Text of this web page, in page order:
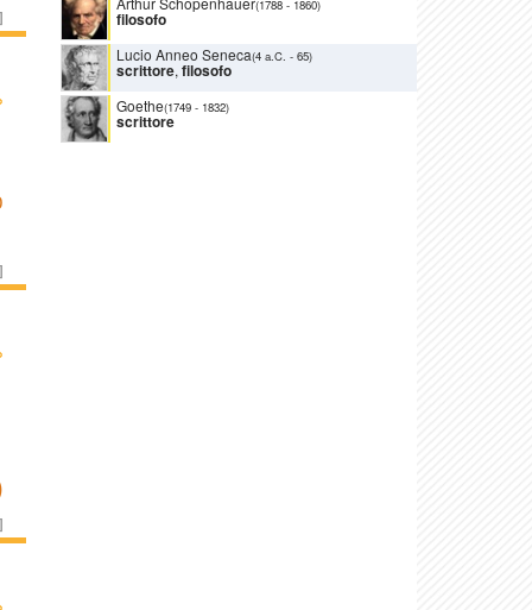
]
]
]
(1788 - 1860)
filosofo
Lucio Anneo Seneca(4 a.C. - 65)
scrittore, filosofo
Goethe(1749 - 1832)
scrittore